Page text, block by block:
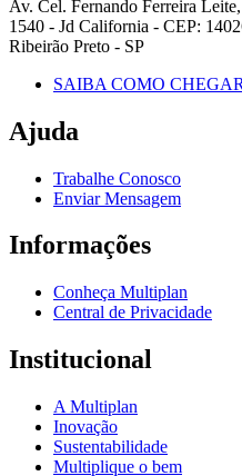
Av. Cel. Fernando Ferreira Leite,
1540 - Jd California - CEP:
Ribeirão Preto - SP
SAIBA COMO CHEGAR
Ajuda
Trabalhe Conosco
Enviar Mensagem
Informações
Conheça Multiplan
Central de Privacidade
Institucional
A Multiplan
Inovação
Sustentabilidade
Multiplique o bem